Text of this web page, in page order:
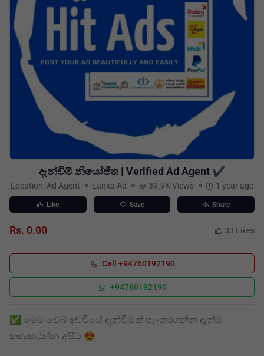
දැන්වීම් නියෝජිත | Verified Ad Agent ✔️
Location: Ad Agent Lanka Ad 39.9K Views 1 year ago
Like Save Share
Rs. 0.00 33 Likes
Call +94760192190
+94760192190
✅ මෙම වෙබ් අඩවියේ දැන්වීමක් පලකරගන්න දැන්ම
කතාකරන්න අපිට 😍